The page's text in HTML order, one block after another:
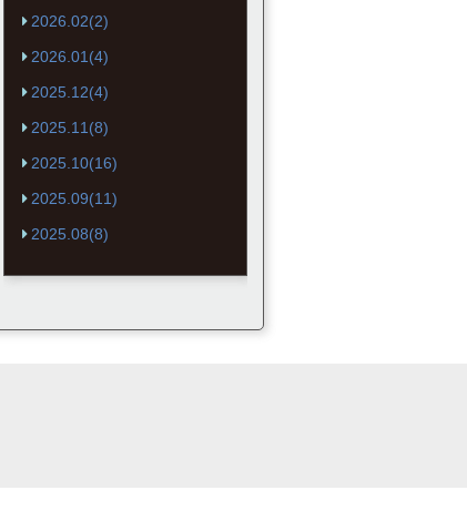
2026.02(2)
2026.01(4)
2025.12(4)
2025.11(8)
2025.10(16)
2025.09(11)
2025.08(8)